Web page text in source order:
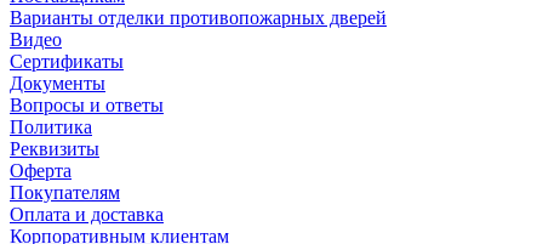
Варианты отделки противопожарных дверей
Видео
Сертификаты
Документы
Вопросы и ответы
Политика
Реквизиты
Оферта
Покупателям
Оплата и доставка
Корпоративным клиентам